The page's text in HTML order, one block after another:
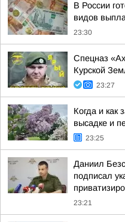
В России
видов
23:30
Спецназ
Курской
23:27
Когда и как
высадке и
23:25
Даниил
подписал
23:21